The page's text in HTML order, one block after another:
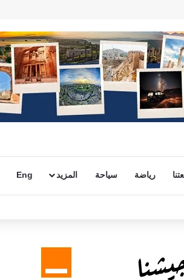
رياضة سياحة المزيد Eng